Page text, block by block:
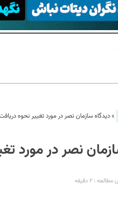
»دیدگاه سازمان نصر در مورد تغییر نحوه
نصر در مورد
مطالعه : ۲ دقیقه